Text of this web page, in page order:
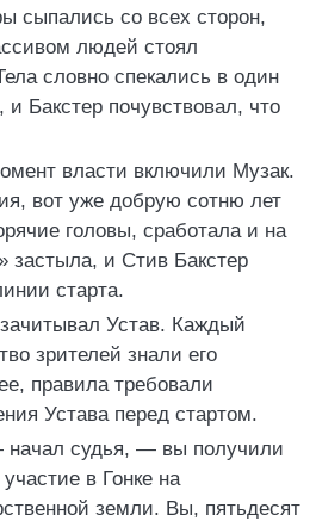
сыпались со всех сторон,
людей стоял
словно спекались в один
Бакстер почувствовал, что
власти включили Музак.
вот уже добрую сотню лет
головы, сработала и на
застыла, и Стив Бакстер
старта.
Устав. Каждый
зрителей знали его
правила требовали
Устава перед стартом.
судья, — вы получили
в Гонке на
земли. Вы, пятьдесят